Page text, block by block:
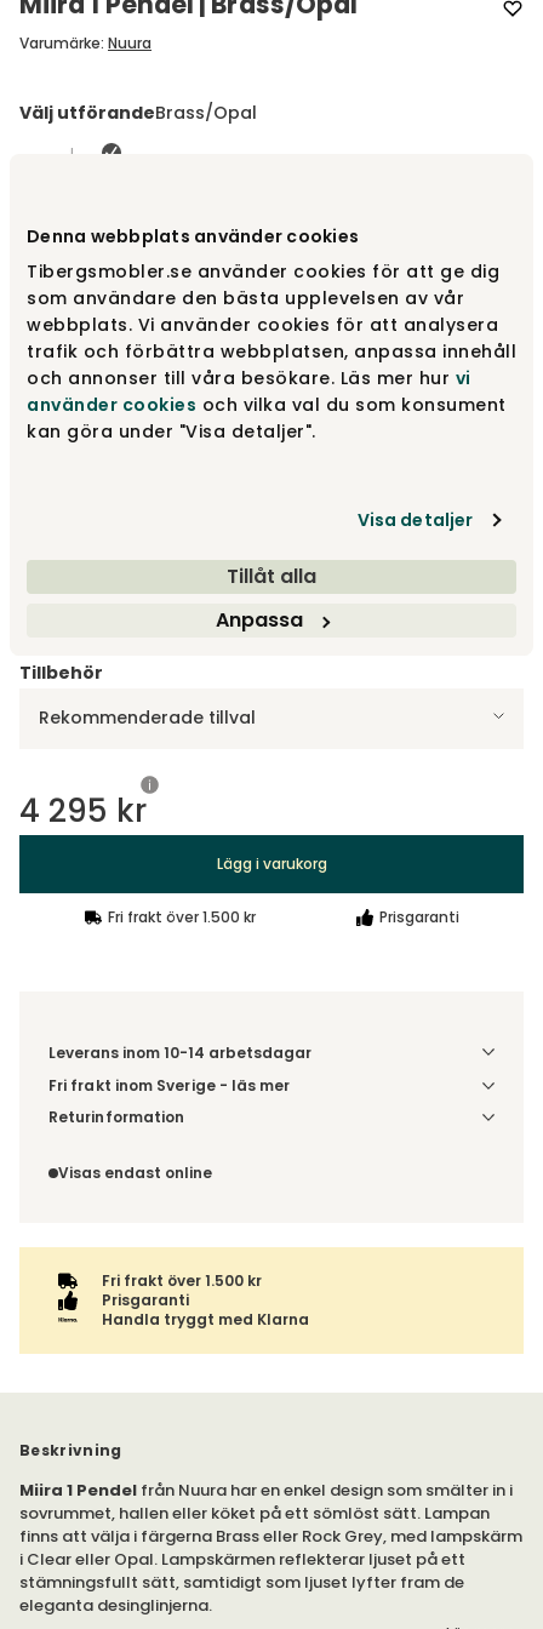
Denna webbplats använder cookies
Tibergsmobler.se använder cookies för att ge dig
som användare den bästa upplevelsen av vår
webbplats. Vi använder cookies för att analysera
trafik och förbättra webbplatsen, anpassa innehåll
och annonser till våra besökare. Läs mer hur vi
använder cookies och vilka val du som konsument
kan göra under "Visa detaljer".
Visa detaljer
Tillåt alla
Anpassa
Varumärke: Nuura
Välj utförandeBrass/Opal
Rock Grey/Opal
Brass/Optic Clear 4 295 kr
Small | Ø14 cm
Tillbehör
Rekommenderade tillval
4 295 kr
Lägg i varukorg
Fri frakt över 1.500 kr Prisgaranti
Leverans inom 10-14 arbetsdagar
Fri frakt inom Sverige - läs mer
Denna vara skickas till ett ombud. Du väljer själv i kassan
varan ihop med andra produkter skickas hela ordern
Returinformation
order, enligtdistansavtalslagen.
Visas endast online
Fri frakt över 1.500 kr
Prisgaranti
Handla tryggt med Klarna
Beskrivning
Miira 1 Pendel från Nuura har en enkel design som smälter in i
sovrummet, hallen eller köket på ett sömlöst sätt. Lampan
finns att välja i färgerna Brass eller Rock Grey, med lampskärm
i Clear eller Opal. Lampskärmen reflekterar ljuset på ett
stämningsfullt sätt, samtidigt som ljuset lyfter fram de
eleganta desinglinjerna.